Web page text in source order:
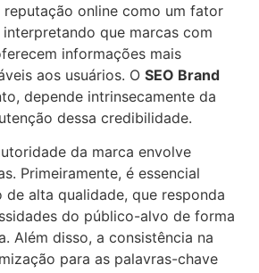
reputação online como um fator
que marcas com
informações mais
aos usuários. O SEO Brand
depende intrinsecamente da
dessa credibilidade.
da marca envolve
Primeiramente, é essencial
alta qualidade, que responda
do público-alvo de forma
Além disso, a consistência na
para as palavras-chave